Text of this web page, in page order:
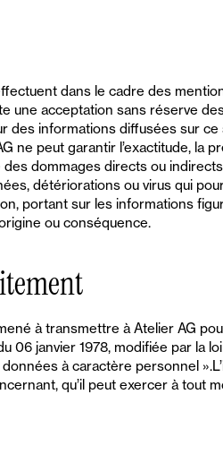
dans le cadre des
une acceptation sans réserve
des informations diffusées sur
ne peut garantir l’exactitude, la
dommages directs ou
détériorations ou virus qui
portant sur les informations
ou conséquence.
à transmettre à Atelier AG
06 janvier 1978, modifiée par la
à caractère personnel
qu’il peut exercer à tout